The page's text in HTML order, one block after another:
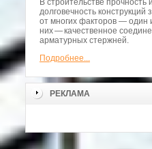
В строительстве прочность и
долговечность конструкций
от многих факторов — один
них — качественное
арматурных стержней.
Подробнее...
РЕКЛАМА